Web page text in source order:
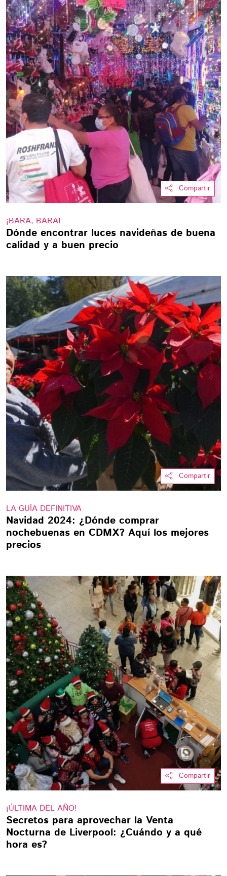
Compartir
¡BARA, BARA!
Dónde encontrar luces navideñas de buena
calidad y a buen precio
Compartir
LA GUÍA DEFINITIVA
Navidad 2024: ¿Dónde comprar
nochebuenas en CDMX? Aquí los mejores
precios
Compartir
¡ÚLTIMA DEL AÑO!
Secretos para aprovechar la Venta
Nocturna de Liverpool: ¿Cuándo y a qué
hora es?